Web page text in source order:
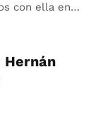
con ella en…